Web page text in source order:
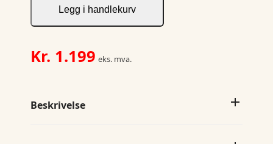
antall
Legg i handlekurv
Kr. 1.199 eks. mva.
Beskrivelse